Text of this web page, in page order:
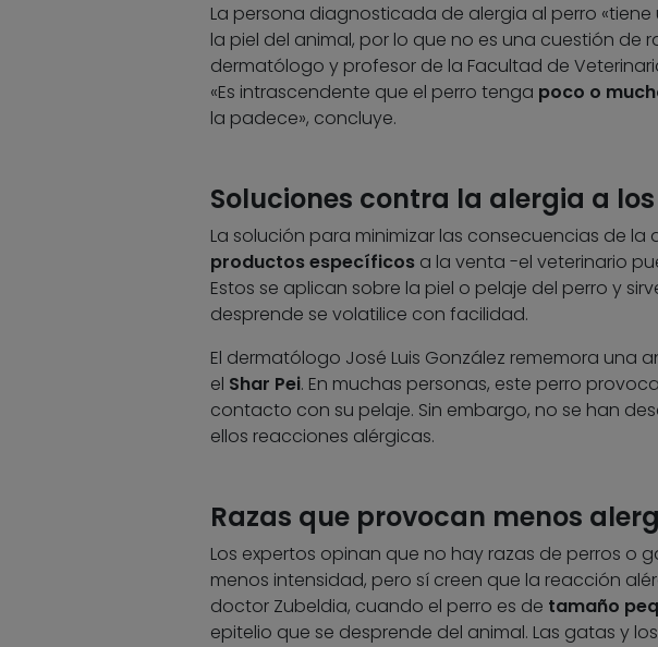
La persona diagnosticada de alergia al perro
la piel del animal, por lo que no es una cuestión de
dermatólogo y profesor de la Facultad de
«Es intrascendente que el perro tenga poco o
la padece», concluye.
Soluciones contra la alergia a
La solución para minimizar las consecuencias de la
productos específicosa la venta -el veterinario
Estos se aplican sobre la piel o pelaje del perro y
desprende se volatilice con facilidad.
El dermatólogo José Luis González rememora una
el Shar Pei. En muchas personas, este perro
contacto con su pelaje. Sin embargo, no se han
ellos reacciones alérgicas.
Razas que provocan menos
Los expertos opinan que no hay razas de perros o
menos intensidad, pero sí creen que la reacción
doctor Zubeldia, cuando el perro es de tamaño
epitelio que se desprende del animal. Las gatas y